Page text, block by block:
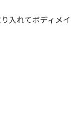
入れてボディメイ